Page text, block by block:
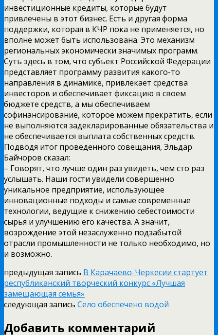
инвестиционные кредиты, которые будут
привлечены в этот бизнес. Есть и другая форма
поддержки, которая в КЧР пока не применяется, но
вполне может быть использована. Это механизм
региональных экономически значимых программ.
Суть здесь в том, что субъект Российской Федерации
представляет программу развития какого-то
направления в динамике, привлекает средства
инвесторов и обеспечивает фиксацию в своем
бюджете средств, а мы обеспечиваем
софинансирование, которое можем прекратить, если
не выполняются задекларированные обязательства и
не обеспечивается выплата собственных средств.
Подводя итог проведенного совещания, Эльдар
Байчоров сказал:
– Говорят, что лучше один раз увидеть, чем сто раз
услышать. Наши гости увидели совершенно
уникальное предприятие, использующее
инновационные подходы и самые современные
технологии, ведущие к снижению себестоимости
сырья и улучшению его качества. А значит,
возрождение этой незаслуженно подзабытой
отрасли промышленности не только необходимо, но
и возможно.
предыдущая запись В Карачаево-Черкесии стартует
республиканский творческий конкурс «Лучшая
замещающая семья»
следующая запись Село обеспечено водой
Добавить комментарий